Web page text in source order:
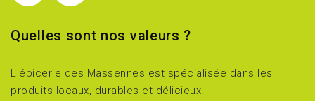
Quelles sont nos valeurs ?
L'épicerie des Massennes est spécialisée dans les
produits locaux, durables et délicieux.